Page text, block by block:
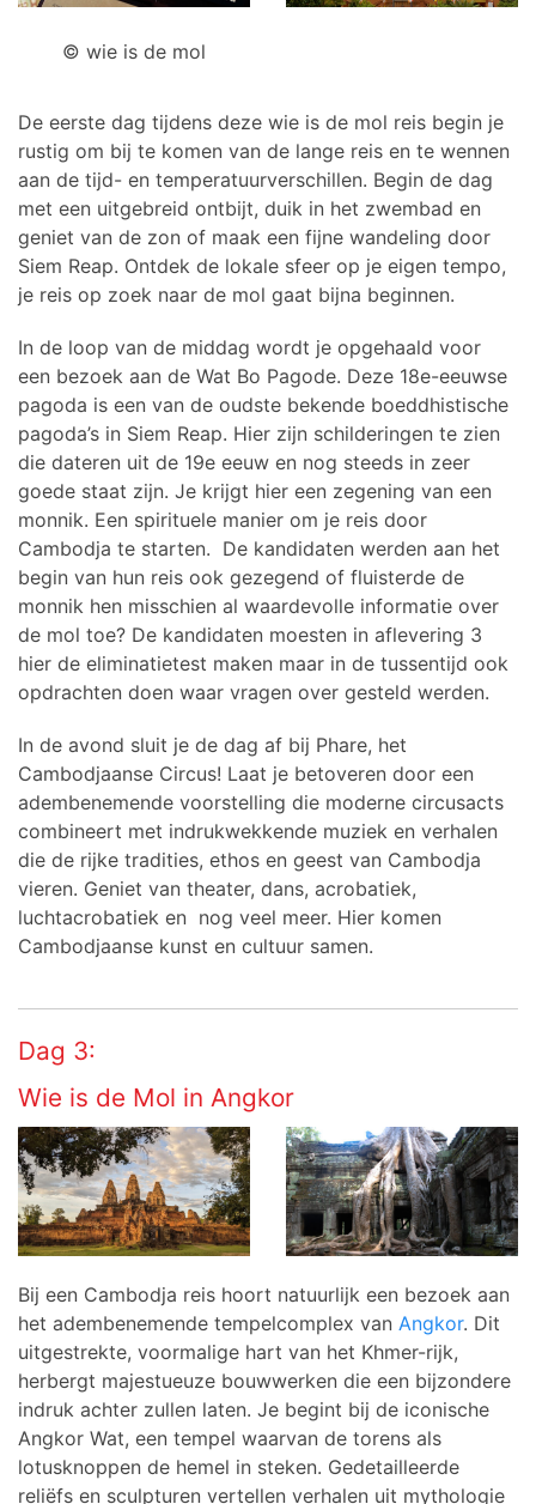
© wie is de mol
De eerste dag tijdens deze wie is de mol reis begin je
rustig om bij te komen van de lange reis en te wennen
aan de tijd- en temperatuurverschillen. Begin de dag
met een uitgebreid ontbijt, duik in het zwembad en
geniet van de zon of maak een fijne wandeling door
Siem Reap. Ontdek de lokale sfeer op je eigen tempo,
je reis op zoek naar de mol gaat bijna beginnen.
In de loop van de middag wordt je opgehaald voor
een bezoek aan de Wat Bo Pagode. Deze 18e-eeuwse
pagoda is een van de oudste bekende boeddhistische
pagoda’s in Siem Reap. Hier zijn schilderingen te zien
die dateren uit de 19e eeuw en nog steeds in zeer
goede staat zijn. Je krijgt hier een zegening van een
monnik. Een spirituele manier om je reis door
Cambodja te starten. De kandidaten werden aan het
begin van hun reis ook gezegend of fluisterde de
monnik hen misschien al waardevolle informatie over
de mol toe? De kandidaten moesten in aflevering 3
hier de eliminatietest maken maar in de tussentijd ook
opdrachten doen waar vragen over gesteld werden.
In de avond sluit je de dag af bij Phare, het
Cambodjaanse Circus! Laat je betoveren door een
adembenemende voorstelling die moderne circusacts
combineert met indrukwekkende muziek en verhalen
die de rijke tradities, ethos en geest van Cambodja
vieren. Geniet van theater, dans, acrobatiek,
luchtacrobatiek en nog veel meer. Hier komen
Cambodjaanse kunst en cultuur samen.
Dag 3:
Wie is de Mol in Angkor
Bij een Cambodja reis hoort natuurlijk een bezoek aan
het adembenemende tempelcomplex van Angkor. Dit
uitgestrekte, voormalige hart van het Khmer-rijk,
herbergt majestueuze bouwwerken die een bijzondere
indruk achter zullen laten. Je begint bij de iconische
Angkor Wat, een tempel waarvan de torens als
lotusknoppen de hemel in steken. Gedetailleerde
reliëfs en sculpturen vertellen verhalen uit mythologie